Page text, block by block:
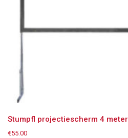
Stumpfl projectiescherm 4 meter
€55.00